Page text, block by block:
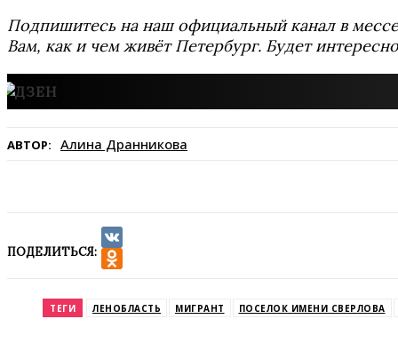
Подпишитесь на наш официальный канал в
Вам, как и чем живёт Петербург. Будет
АВТОР: Алина Дранникова
ПОДЕЛИТЬСЯ:
VK
ТЕГИ ЛЕНОБЛАСТЬ МИГРАНТ ПОСЕЛОК ИМЕНИ СВЕРЛОВА